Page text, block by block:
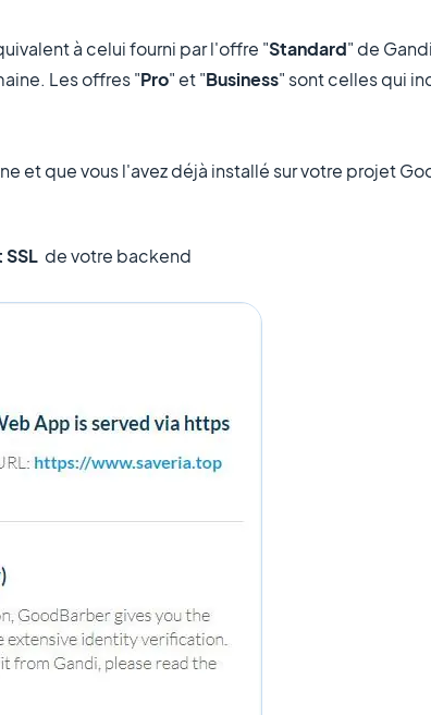
à celui fourni par l'offre "Standard" de
Les offres "Pro" et "Business" sont celles qui
et que vous l'avez déjà installé sur votre projet
de votre backend